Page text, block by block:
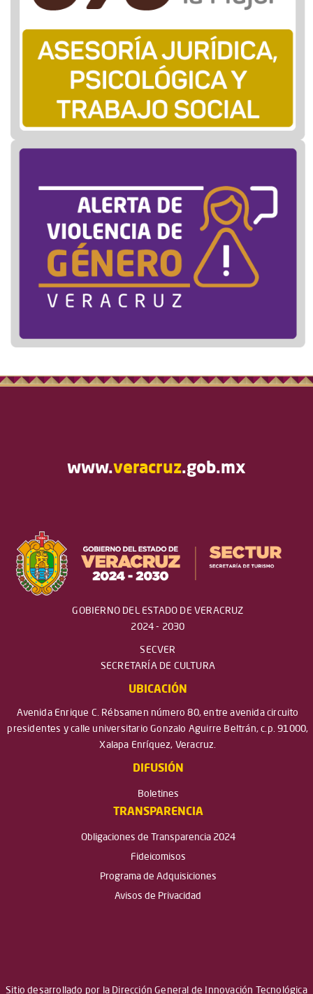
www.veracruz.gob.mx
GOBIERNO DEL ESTADO DE VERACRUZ
2024 - 2030
SECVER
SECRETARÍA DE CULTURA
UBICACIÓN
Avenida Enrique C. Rébsamen número 80, entre avenida circuito
presidentes y calle universitario Gonzalo Aguirre Beltrán, c.p. 91000,
Xalapa Enríquez, Veracruz.
DIFUSIÓN
Boletines
TRANSPARENCIA
Obligaciones de Transparencia 2024
Fideicomisos
Programa de Adquisiciones
Avisos de Privacidad
Sitio desarrollado por la Dirección General de Innovación Tecnológica